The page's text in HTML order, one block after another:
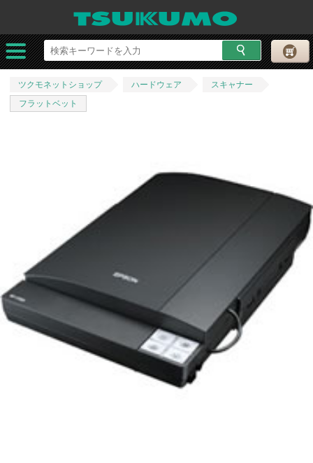
ツクモネットショップ ハードウェア
スキャナー
フラットベット